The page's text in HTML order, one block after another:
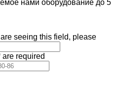
нами оборудование до 5
seeing this field, please
are required